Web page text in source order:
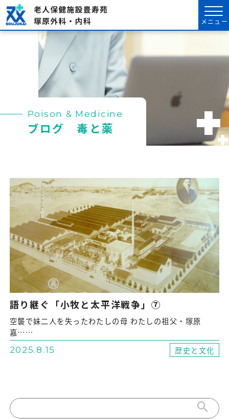
メニュー
Poison & Medicine
ブログ 毒と薬
語り継ぐ「小牧と太平洋戦争」⑦
空襲で妹二人を失ったわたしの母 わたしの祖父・塚原
嘉……
2025.8.15 歴史と文化
search